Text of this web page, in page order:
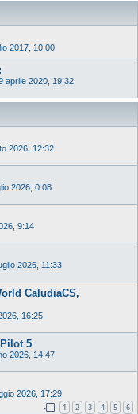
2017, 10:00
aprile 2020, 19:32
2026, 12:32
2026, 0:08
9:14
2026, 11:33
CaludiaCS,
16:25
5
2026, 14:47
2026, 17:29
1 2 3 4 5 6